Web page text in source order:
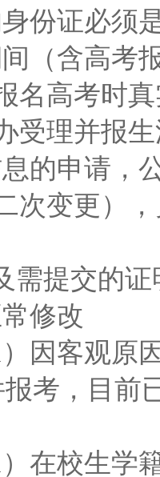
份证必须
（含高考
名高考时
受理并报
的申请，
次变更）
需提交的证
修改
因客观原
报考，目
在校生学